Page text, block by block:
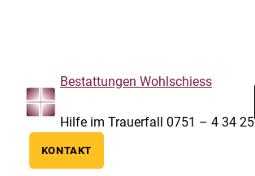
Bestattungen Wohlschiess
Hilfe im Trauerfall 0751 – 4 34 25
KONTAKT